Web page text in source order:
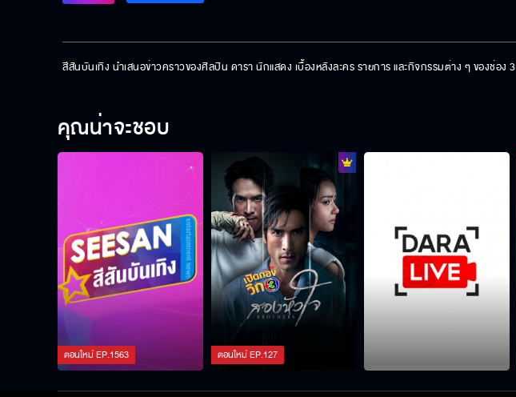
สีสันบันเทิง นำเสนอข่าวคราวของศิลปิน ดารา นักแสดง เบื้องหลังละคร รายการ และกิจกรรมต่าง ๆ ของช่อง 3
คุณน่าจะชอบ
ตอนใหม่EP.1563 ตอนใหม่EP.127